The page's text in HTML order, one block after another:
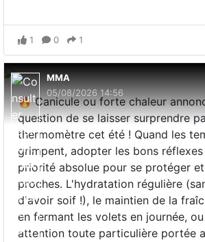
1 0 1
MMA
05/08/2026 14:56
🔥 Canicule ou forte chaleur
question de se laisser surprendre
thermomètre cet été ! Quand les
grimpent, adopter les bons
priorité absolue pour se protéger
proches. L'hydratation régulière
d'avoir soif !), le maintien de la
en fermant les volets en journée,
attention toute particulière portée